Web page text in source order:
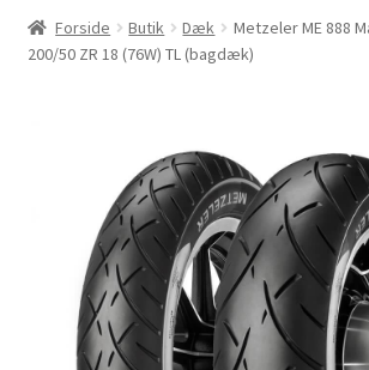
Slanger & fælgband
MC dæk test
Mærker
Kontakt os
Forside Butik Dæk
Metzeler ME 888
200/50 ZR 18 (76W) TL (bagdæk)